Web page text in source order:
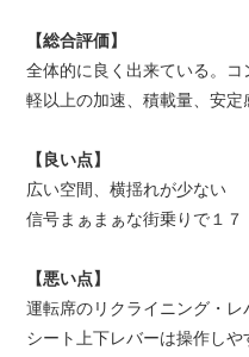
【総合評価】
全体的に良く出来ている。コ
軽以上の加速、積載量、安定
【良い点】
広い空間、横揺れが少ない
信号まぁまぁな街乗りで１７
【悪い点】
運転席のリクライニング・レ
シート上下レバーは操作しや